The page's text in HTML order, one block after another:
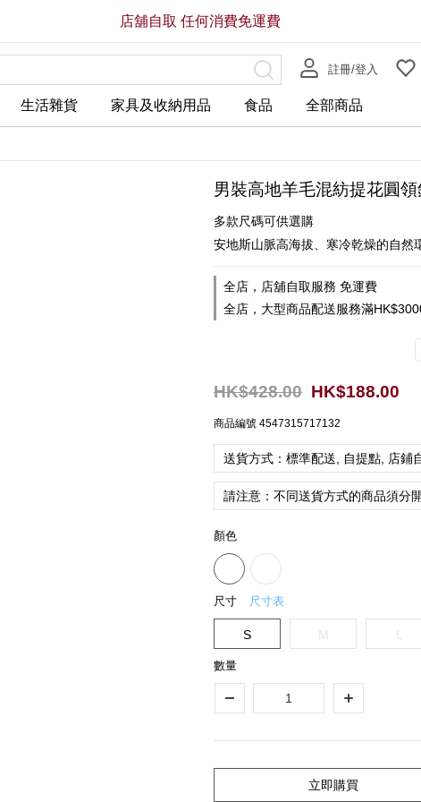
註冊/登入
生活雜貨 家具及收納用品 食品 全部商品
店舖自取 任何消費免運費
男裝高地羊毛混紡提花圓
多款尺碼可供選購
安地斯山脈高海拔、寒冷乾燥的自然
全店，店舖自取服務 免運費
全店，大型商品配送服務滿
HK$188.00
HK$428.00
商品編號 4547315717132
送貨方式：標準配送, 自提點, 店鋪
請注意：不同送貨方式的商品須分
顏色
尺寸 尺寸表
S M
數量
立即購買